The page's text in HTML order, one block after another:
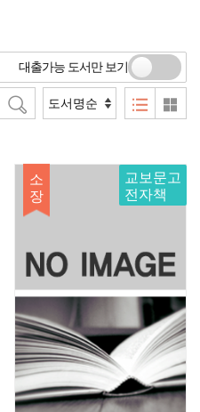
대출가능 도서만 보기
소
장
교보문고
전자책